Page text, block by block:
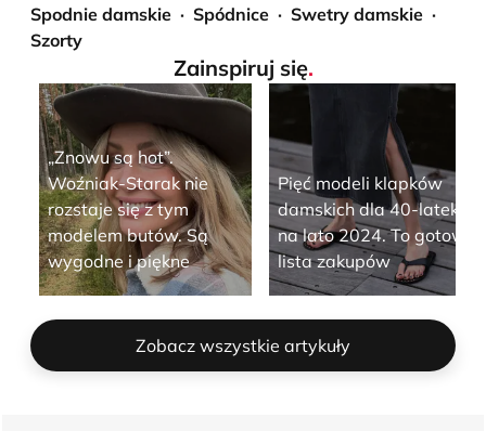
Spodnie damskie
Spódnice
Swetry damskie
Szorty
Zainspiruj się.
„Znowu są hot”.
Woźniak-Starak nie
rozstaje się z tym
modelem butów. Są
wygodne i piękne
Pięć modeli klapków
damskich dla 40-latek
na lato 2024. To gotowa
lista zakupów
Zobacz wszystkie artykuły